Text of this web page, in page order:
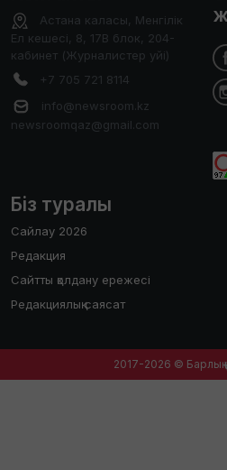
Астана каласы, Менгілік
Ел кешесі, 8, 17В блок, 204-
кабинет (Журналистер уйі)
+7 705 721 8114
info@newsroom.kz
newsroomqaz@gmail.com
Біз туралы
Сайлау 2026
Редакция
Сайтты қолдану ережесі
Редакциялық саясат
2017-2026 © Барлық